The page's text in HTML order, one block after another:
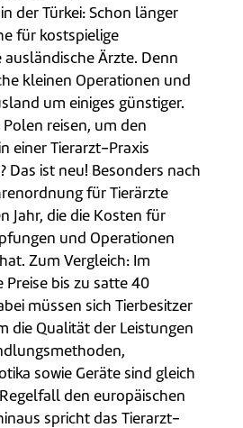
der Türkei: Schon länger
für kostspielige
Ärzte. Denn
kleinen Operationen und
um einiges günstiger.
reisen, um den
einer Tierarzt-Praxis
Das ist neu! Besonders nach
für Tierärzte
Jahr, die die Kosten für
und Operationen
Zum Vergleich: Im
Preise bis zu satte 40
müssen sich Tierbesitzer
die Qualität der Leistungen
sowie Geräte sind gleich
den europäischen
spricht das Tierarzt-